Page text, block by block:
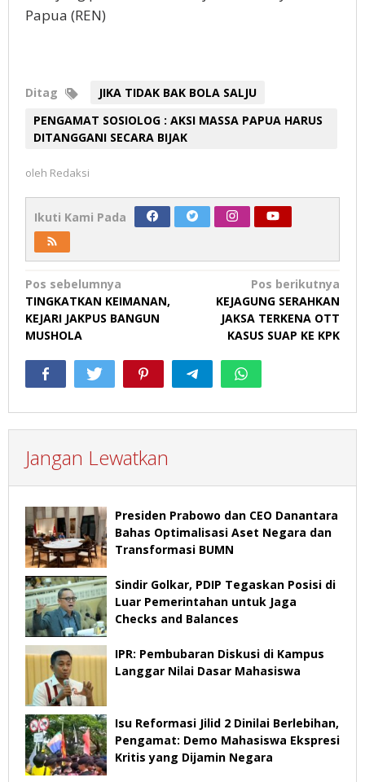
Papua (REN)
Ditag
JIKA TIDAK BAK BOLA SALJU
PENGAMAT SOSIOLOG : AKSI MASSA PAPUA HARUS
DITANGGANI SECARA BIJAK
oleh Redaksi
Ikuti Kami Pada
Navigasi
pos
Pos sebelumnya
TINGKATKAN KEIMANAN,
KEJARI JAKPUS BANGUN
MUSHOLA
Pos berikutnya
KEJAGUNG SERAHKAN
JAKSA TERKENA OTT
KASUS SUAP KE KPK
Jangan Lewatkan
Presiden Prabowo dan CEO Danantara
Bahas Optimalisasi Aset Negara dan
Transformasi BUMN
Sindir Golkar, PDIP Tegaskan Posisi di
Luar Pemerintahan untuk Jaga
Checks and Balances
IPR: Pembubaran Diskusi di Kampus
Langgar Nilai Dasar Mahasiswa
Isu Reformasi Jilid 2 Dinilai Berlebihan,
Pengamat: Demo Mahasiswa Ekspresi
Kritis yang Dijamin Negara